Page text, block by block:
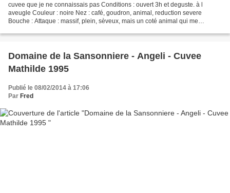
cuvee que je ne connaissais pas Conditions : ouvert 3h et deguste. à l
aveugle Couleur : noire Nez : café, goudron, animal, reduction severe
Bouche : Attaque : massif, plein, sèveux, mais un coté animal qui me
Domaine de la Sansonniere - Angeli - Cuvee
Mathilde 1995
Publié le 08/02/2014 à 17:06
Par Fred